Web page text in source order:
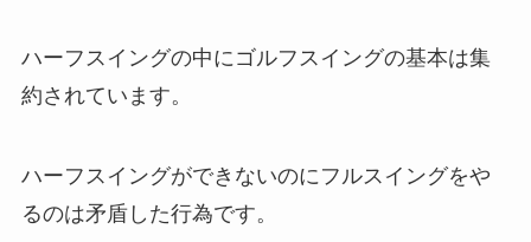
ハーフスイングの中にゴルフスイングの基本は集
約されています。
ハーフスイングができないのにフルスイングをや
るのは矛盾した行為です。